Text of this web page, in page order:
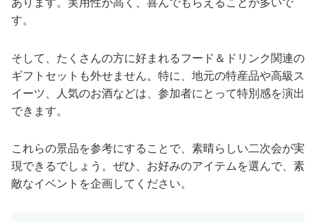
す。
そして、たくさんの方に好まれるフード＆ドリンク関連の
ギフトセットも外せません。特に、地元の特産品や高級ス
イーツ、人気のお酒などは、参加者にとって特別感を演出
できます。
これらの景品を参考にすることで、素晴らしい二次会が実
現できるでしょう。ぜひ、お好みのアイテムを選んで、素
敵なイベントを企画してください。